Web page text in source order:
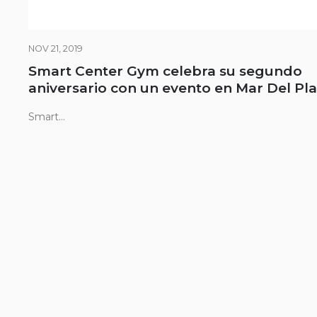
NOV 21, 2019
Smart Center Gym celebra su segundo
aniversario con un evento en Mar Del
Smart...